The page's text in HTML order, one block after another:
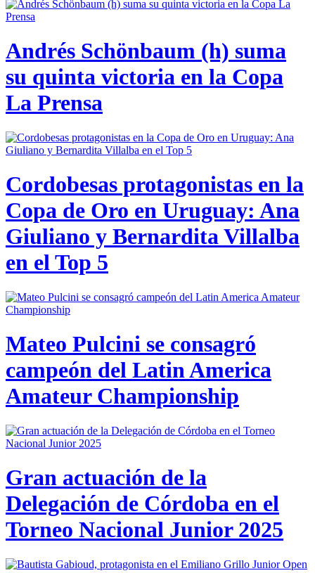
Andrés Schönbaum (h) suma
su quinta victoria en la Copa
La Prensa
Cordobesas protagonistas en la
Copa de Oro en Uruguay: Ana
Giuliano y Bernardita Villalba
en el Top 5
Mateo Pulcini se consagró
campeón del Latin America
Amateur Championship
Gran actuación de la
Delegación de Córdoba en el
Torneo Nacional Junior 2025